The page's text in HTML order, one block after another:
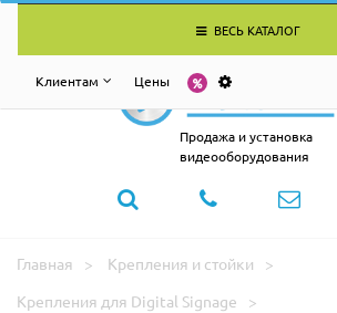
ВЕСЬ КАТАЛОГ
Клиентам Цены
Продажа и установка
видеооборудования
Главная
Крепления и стойки
Крепления для Digital Signage